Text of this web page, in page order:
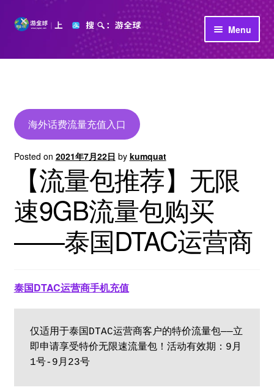
Skip
Skip
Menu
首页
公司介绍
海外话费流量充值入口
Posted on 2021年7月22日 by kumquat
【流量包推荐】无限
速9GB流量包购买
——泰国DTAC运营商
泰国DTAC运营商手机充值
仅适用于泰国DTAC运营商客户的特价流量包——立
即申请享受特价无限速流量包！活动有效期：9月
1号-9月23号